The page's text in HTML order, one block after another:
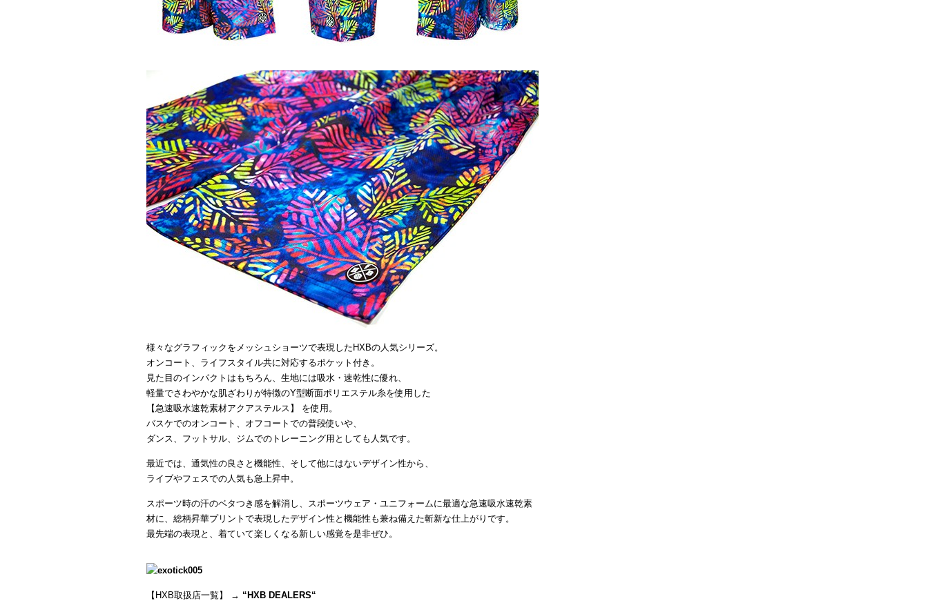
様々なグラフィックをメッシュショーツで表現したHXBの人気シリーズ。
オンコート、ライフスタイル共に対応するポケット付き。
見た目のインパクトはもちろん、生地には吸水・速乾性に優れ、
軽量でさわやかな肌ざわりが特徴のY型断面ポリエステル糸を使用した
【急速吸水速乾素材アクアステルス】 を使用。
バスケでのオンコート、オフコートでの普段使いや、
ダンス、フットサル、ジムでのトレーニング用としても人気です。
最近では、通気性の良さと機能性、そして他にはないデザイン性から、
ライブやフェスでの人気も急上昇中。
スポーツ時の汗のベタつき感を解消し、スポーツウェア・ユニフォームに最適な急速吸水速乾素
材に、総柄昇華プリントで表現したデザイン性と機能性も兼ね備えた斬新な仕上がりです。
最先端の表現と、着ていて楽しくなる新しい感覚を是非ぜひ。
【HXB取扱店一覧】 → “ HXB DEALERS“